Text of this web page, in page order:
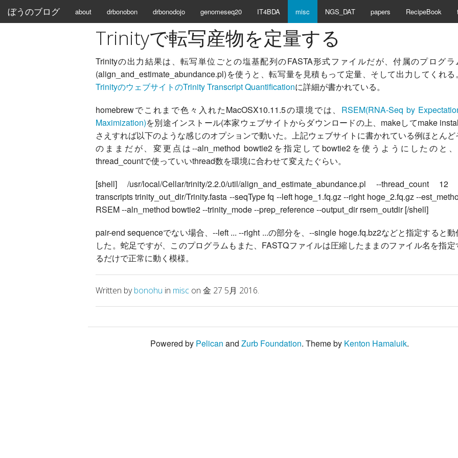
ぼうのブログ about drbonobon drbonodojo genomeseq20 IT4BDA misc NGS_DAT papers RecipeBook
Trinityで転写産物を定量する
Trinityの出力結果は、転写単位ごとの塩基配列のFASTA形式ファイルだが、付属のプログラ
(align_and_estimate_abundance.pl)を使うと、転写量を見積もって定量、そして出力してくれる
TrinityのウェブサイトのTrinity Transcript Quantificationに詳細が書かれている。
homebrewでこれまで色々入れたMacOSX10.11.5の環境では、 RSEM(RNA-Seq by
Maximization)を別途インストール(本家ウェブサイトからダウンロードの上、makeしてmake
さえすれば以下のような感じのオプションで動いた。上記ウェブサイトに書かれている例ほとんど
のままだが、変更点は--aln_method bowtie2を指定してbowtie2を使うようにしたのと
thread_countで使っていいthread数を環境に合わせて変えたぐらい。
[shell] /usr/local/Cellar/trinity/2.2.0/util/align_and_estimate_abundance.pl --thread_count 12
transcripts trinity_out_dir/Trinity.fasta --seqType fq --left hoge_1.fq.gz --right hoge_2.fq.gz --
RSEM --aln_method bowtie2 --trinity_mode --prep_reference --output_dir rsem_outdir [/shell]
pair-end sequenceでない場合、--left ... --right ...の部分を、--single hoge.fq.bz2などと指定すると動
した。蛇足ですが、このプログラムもまた、FASTQファイルは圧縮したままのファイル名を指定
るだけで正常に動く模様。
Written bybonohu in misc on 金 27 5月 2016.
Powered by Pelican and Zurb Foundation. Theme by Kenton Hamaluik.